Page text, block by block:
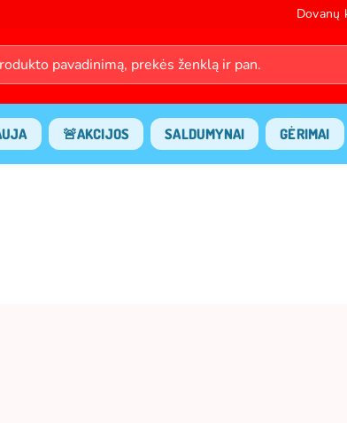
Dovanų
🚨AKCIJOS SALDUMYNAI GĖRIMAI